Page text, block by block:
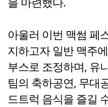
아울러 이번 맥썸 페
지하고자 일반 맥주
부스로 조정하며, 유
팀의 축하공연, 무대
드트럭 음식을 즐길